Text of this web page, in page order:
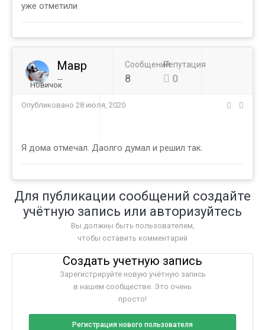
уже отметили
Мавр
Новичок
Сообщений
8
Репутация
0
Опубликовано 28 июля, 2020
Я дома отмечал. Даолго думал и решил так.
Для публикации сообщений создайте
учётную запись или авторизуйтесь
Вы должны быть пользователем,
чтобы оставить комментарий
Создать учетную запись
Зарегистрируйте новую учётную запись
в нашем сообществе. Это очень
просто!
Регистрация нового пользователя